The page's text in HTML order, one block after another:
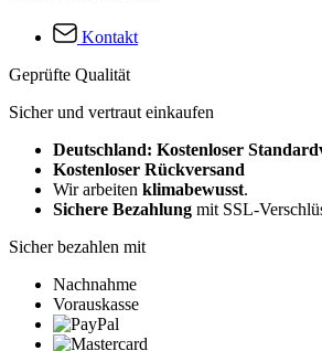
Kontakt
Geprüfte Qualität
Sicher und vertraut einkaufen
Deutschland: Kostenloser
Kostenloser Rückversand
Wir arbeiten klimabewusst.
Sichere Bezahlung mit SSL-
Sicher bezahlen mit
Nachnahme
Vorauskasse